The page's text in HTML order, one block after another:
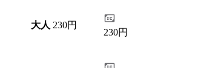
大人 230円
230円